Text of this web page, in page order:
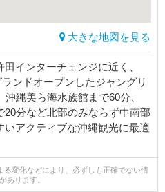
大きな地図を見る
インターチェンジに近く、
ンドオープンしたジャングリ
沖縄美ら海水族館まで60分、
20分など北部のみならず中南部
いアクティブな沖縄観光に最適
変化などにより、必ずしも正確でない情
あります。